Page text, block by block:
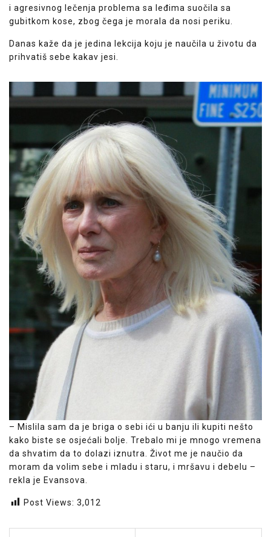
i agresivnog lečenja problema sa leđima suočila sa
gubitkom kose, zbog čega je morala da nosi periku.
Danas kaže da je jedina lekcija koju je naučila u životu da
prihvatiš sebe kakav jesi.
– Mislila sam da je briga o sebi ići u banju ili kupiti nešto
kako biste se osjećali bolje. Trebalo mi je mnogo vremena
da shvatim da to dolazi iznutra. Život me je naučio da
moram da volim sebe i mladu i staru, i mršavu i debelu –
rekla je Evansova.
Post Views: 3,012